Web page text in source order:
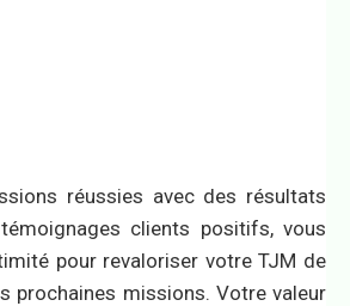
réussies avec des résultats
clients positifs, vous
pour revaloriser votre TJM de
prochaines missions. Votre valeur